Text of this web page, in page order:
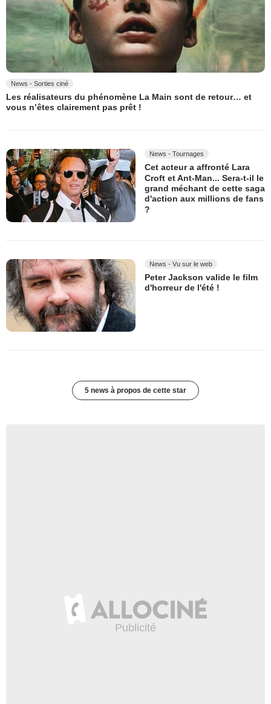
News - Sorties ciné
Les réalisateurs du phénomène La Main sont de retour… et
vous n’êtes clairement pas prêt !
News - Tournages
Cet acteur a affronté Lara
Croft et Ant-Man... Sera-t-il le
grand méchant de cette saga
d'action aux millions de fans
?
News - Vu sur le web
Peter Jackson valide le film
d'horreur de l'été !
5 news à propos de cette star